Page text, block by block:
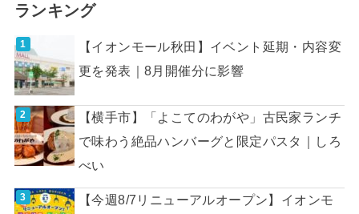
ランキング
【イオンモール秋田】イベント延期・内容変
更を発表｜8月開催分に影響
【横手市】「よこてのわがや」古民家ランチ
で味わう絶品ハンバーグと限定パスタ｜しろ
べい
【今週8/7リニューアルオープン】イオンモ